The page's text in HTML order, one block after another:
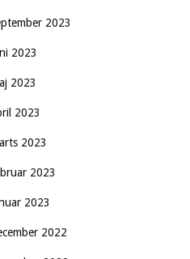
2023
2023
2023
2023
2023
2023
2023
2022